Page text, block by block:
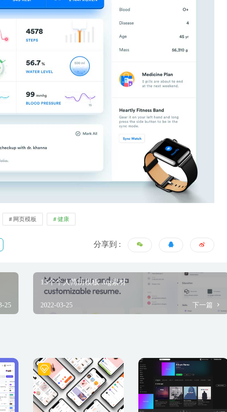
网页模板 健康
分享到 :
25
15个个人简历模板 .fig素材
2022-03-25 下一篇